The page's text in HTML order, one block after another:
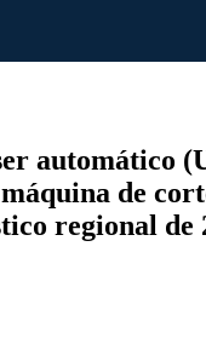
automático
de
regional de